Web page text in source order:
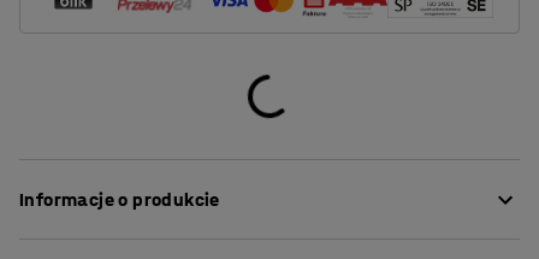
Informacje o produkcie